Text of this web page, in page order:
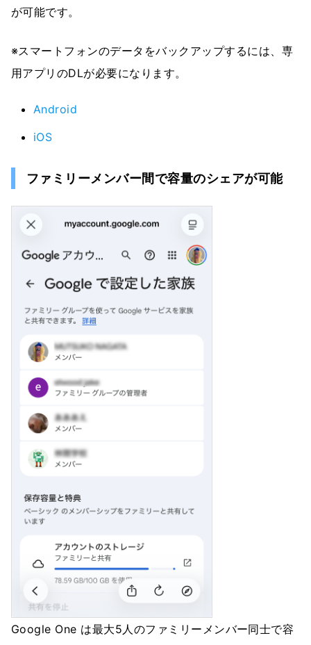
が可能です。
※スマートフォンのデータをバックアップするには、専
用アプリのDLが必要になります。
Android
iOS
ファミリーメンバー間で容量のシェアが可能
Google One は最大5人のファミリーメンバー同士で容